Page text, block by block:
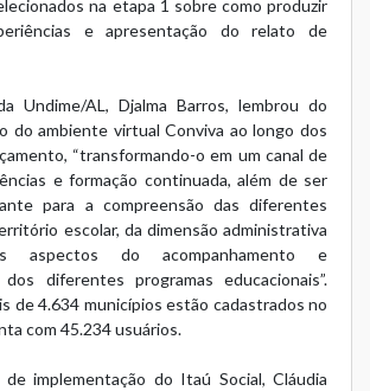
na etapa 1 sobre como produzir
e apresentação do relato de
Undime/AL, Djalma Barros, lembrou do
do ambiente virtual Conviva ao longo dos
“transformando-o em um canal de
e formação continuada, além de ser
para a compreensão das diferentes
escolar, da dimensão administrativa
aspectos do acompanhamento e
diferentes programas educacionais”.
de 4.634 municípios estão cadastrados no
com 45.234 usuários.
implementação do Itaú Social, Cláudia